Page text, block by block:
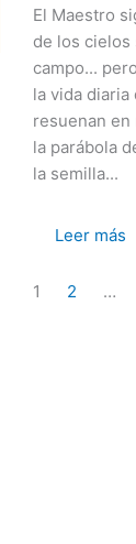
El Maestro
de los cielos
campo...
la vida
resuenan
la parábola
la semilla...
Leer más
1 2 …